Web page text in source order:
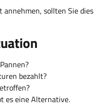
annehmen, sollten Sie dies
bezahlt?
es eine Alternative.